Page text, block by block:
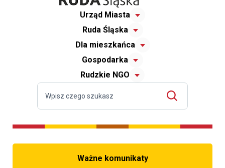
Urząd Miasta
Ruda Śląska
Dla mieszkańca
Gospodarka
Rudzkie NGO
Ważne komunikaty